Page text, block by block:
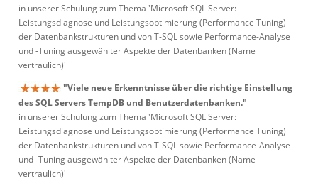
in unserer Schulung zum Thema 'Microsoft SQL Server:
Leistungsdiagnose und Leistungsoptimierung (Performance Tuning)
der Datenbankstrukturen und von T-SQL sowie Performance-Analyse
und -Tuning ausgewählter Aspekte der Datenbanken (Name
vertraulich)'
"Viele neue Erkenntnisse über die richtige Einstellung
des SQL Servers TempDB und Benutzerdatenbanken."
in unserer Schulung zum Thema 'Microsoft SQL Server:
Leistungsdiagnose und Leistungsoptimierung (Performance Tuning)
der Datenbankstrukturen und von T-SQL sowie Performance-Analyse
und -Tuning ausgewählter Aspekte der Datenbanken (Name
vertraulich)'